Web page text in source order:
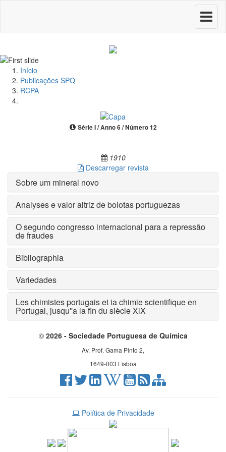
Toggle
Início
Publicações SPQ
RCPA
Série I / Anno 6 / Número 12
1910
Descarregar revista
Sobre um mineral novo
Analyses e valor altriz de bolotas portuguezas
O segundo congresso internacional para a repressão
de fraudes
Bibliographia
Variedades
Les chimistes portugais et ia chimie scientifique en
Portugal, jusqu''a la fin du siècle XlX
© 2026 - Sociedade Portuguesa de Química
Av. Prof. Gama Pinto 2,
1649-003 Lisboa
Política de Privacidade